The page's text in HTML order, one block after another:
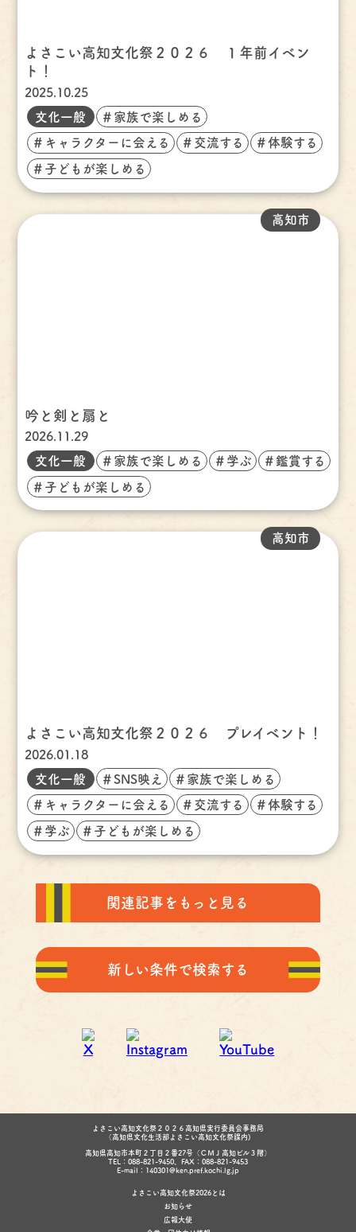
よさこい高知文化祭２０２６ １年前イベン
ト！
2025.10.25
文化一般 ＃家族で楽しめる
＃キャラクターに会える ＃交流する ＃体験する
＃子どもが楽しめる
吟と剣と扇と
2026.11.29
高知市
文化一般 ＃家族で楽しめる ＃学ぶ ＃鑑賞する
＃子どもが楽しめる
よさこい高知文化祭２０２６ プレイベント！
2026.01.18
高知市
文化一般 ＃SNS映え ＃家族で楽しめる
＃キャラクターに会える ＃交流する ＃体験する
＃学ぶ ＃子どもが楽しめる
関連記事をもっと見る
新しい条件で検索する
よさこい高知文化祭２０２６高知県実行委員会事務局
（高知県文化生活部よさこい高知文化祭課内)
高知県高知市本町２丁目２番27号（ＣＭＪ高知ビル３階）
TEL：088-821-9450、FAX：088-821-9453
E-mail：140301@ken.pref.kochi.lg.jp
よさこい高知文化祭2026とは
お知らせ
広報大使